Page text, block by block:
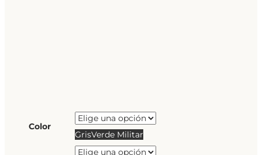
Color
GrisVerde Militar